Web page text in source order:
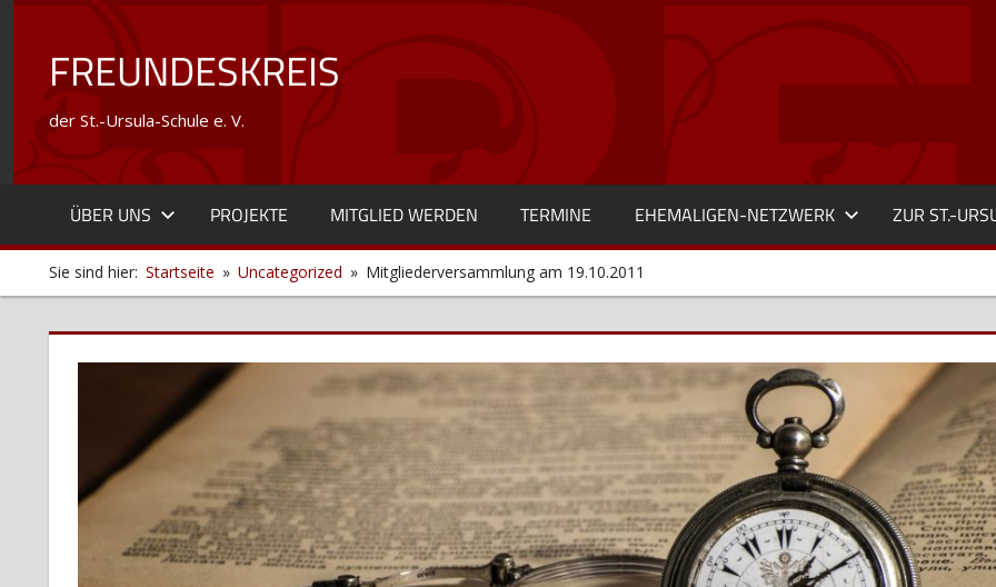
springenFREUNDESKREIS
der St.-Ursula-Schule e. V.
ÜBER UNS PROJEKTE MITGLIED WERDEN TERMINE EHEMALIGEN-NETZWERK ZUR ST.-
Sie sind hier: Startseite Uncategorized Mitgliederversammlung am 19.10.2011